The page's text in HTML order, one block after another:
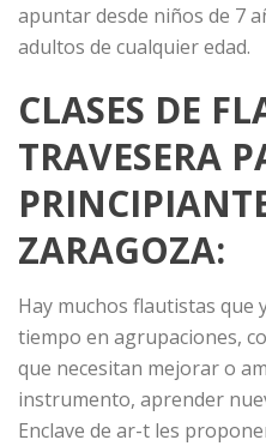
apuntar desde niños de 7
adultos de cualquier edad.
CLASES DE
TRAVESERA
ZARAGOZA:
Hay muchos flautistas que
tiempo en agrupaciones,
que necesitan mejorar o
instrumento, aprender
Enclave de ar-t les